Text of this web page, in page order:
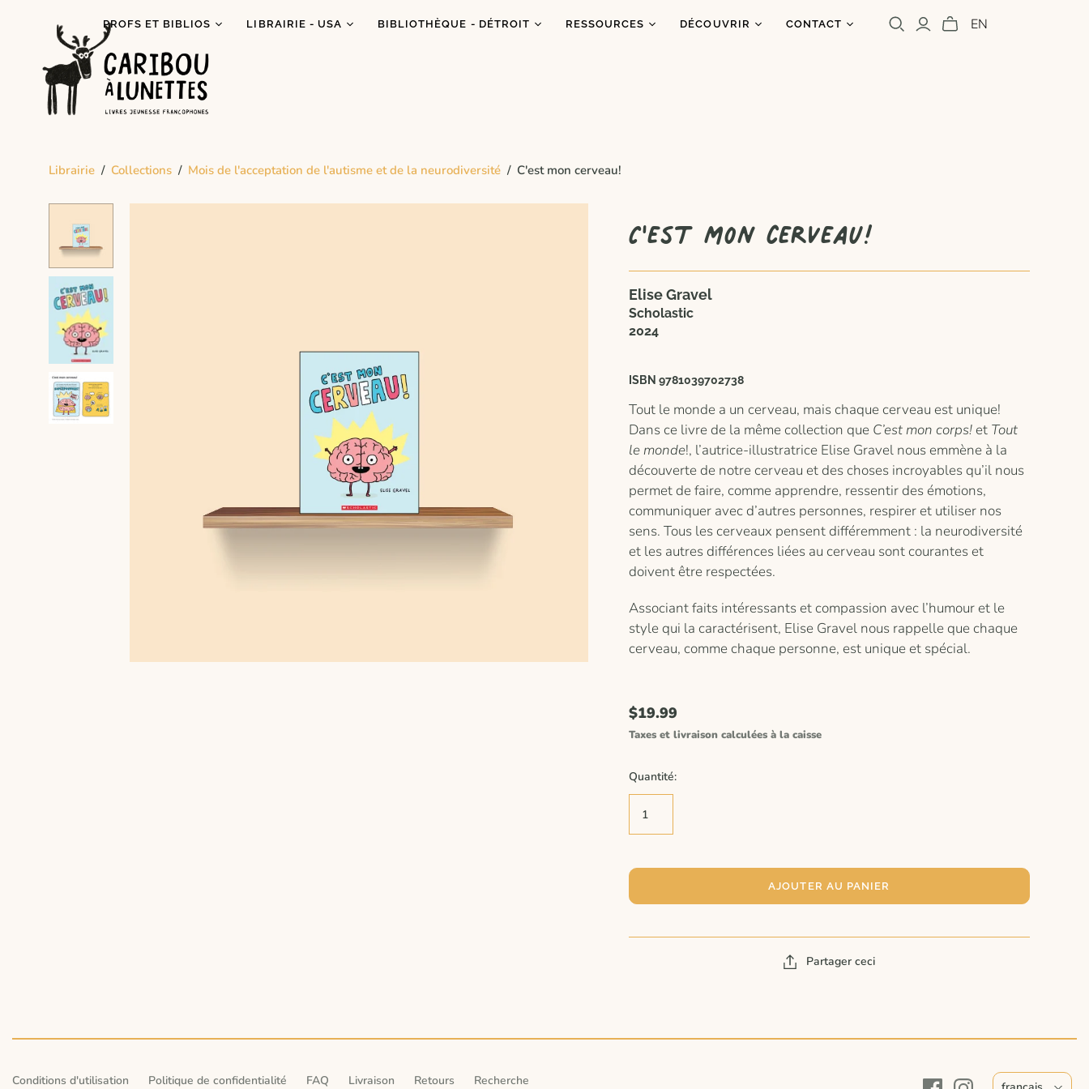
PROFS ET BIBLIOS
Prêt de livres (Détroit)
Dégustations
littéraires
Programme Bagages
LIBRAIRIE - USA
Commandes spéciales
BIBLIOTHÈQUE - DÉTROIT RESSOURCES
Portraits
DÉCOUVRIR CONTACT EN
Librairie / Collections / Mois de l'acceptation de l'autisme et de la neurodiversité / C'est mon cerveau!
C'est mon cerveau!
Elise Gravel
Scholastic
2024
ISBN 9781039702738
Tout le monde a un cerveau, mais chaque cerveau est unique!
Dans ce livre de la même collection que C’est mon corps!et Tout
le monde!, l’autrice-illustratrice Elise Gravel nous emmène à la
découverte de notre cerveau et des choses incroyables qu’il nous
permet de faire, comme apprendre, ressentir des émotions,
communiquer avec d’autres personnes, respirer et utiliser nos
sens. Tous les cerveaux pensent différemment : la neurodiversité
et les autres différences liées au cerveau sont courantes et
doivent être respectées.
Associant faits intéressants et compassion avec l’humour et le
style qui la caractérisent, Elise Gravel nous rappelle que chaque
cerveau, comme chaque personne, est unique et spécial.
$19.99
Taxes et livraison calculées à la caisse
Quantité:
AJOUTER AU PANIER
Partager ceci
Conditions d'utilisation Politique de confidentialité FAQ Livraison Retours Recherche